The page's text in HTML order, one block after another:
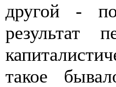
другой -
результат
такое